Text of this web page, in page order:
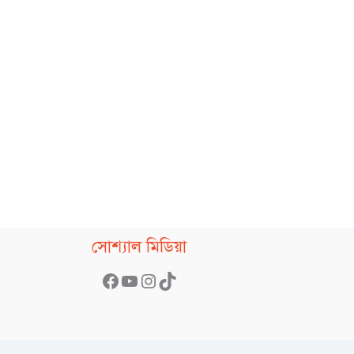
সোশ্যাল মিডিয়া
Facebook
YouTube
Instagram
TikTok